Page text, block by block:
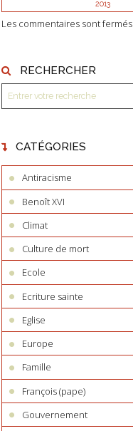
RECHERCHER
CATÉGORIES
Antiracisme
Benoît XVI
Climat
Culture de mort
Ecole
Ecriture sainte
Eglise
Europe
Famille
François (pape)
Gouvernement
2013
Les commentaires sont fermés.